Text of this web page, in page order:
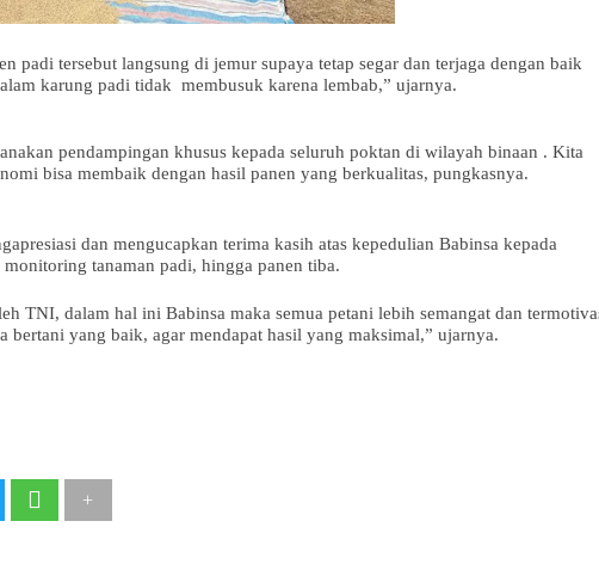
padi tersebut langsung di jemur supaya tetap segar dan terjaga dengan baik
karung padi tidak membusuk karena lembab,” ujarnya.
pendampingan khusus kepada seluruh poktan di wilayah binaan . Kita
bisa membaik dengan hasil panen yang berkualitas, pungkasnya.
dan mengucapkan terima kasih atas kepedulian Babinsa kepada
tanaman padi, hingga panen tiba.
TNI, dalam hal ini Babinsa maka semua petani lebih semangat dan
bertani yang baik, agar mendapat hasil yang maksimal,” ujarnya.